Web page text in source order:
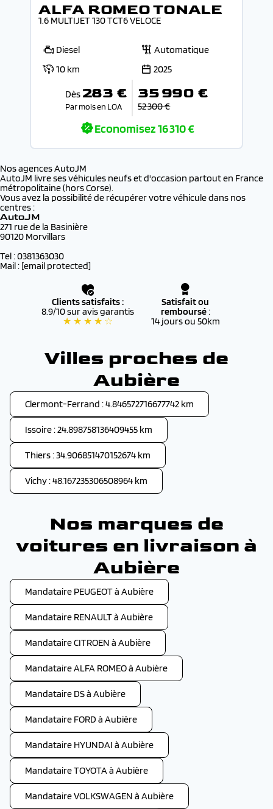
ALFA ROMEO TONALE
1.6 MULTIJET 130 TCT6 VELOCE
Diesel
Automatique
10 km
2025
Dès 283 €
Par mois en LOA
35 990 €
52 300 €
Economisez16 310 €
Nos agences AutoJM
AutoJM livre ses véhicules neufs et d'occasion partout en France
métropolitaine (hors Corse).
Vous avez la possibilité de récupérer votre véhicule dans nos
centres :
AutoJM
271 rue de la Basinière
90120 Morvillars
Tel : 0381363030
Mail : [email protected]
Clients satisfaits :
8.9/10 sur avis garantis
★ ★ ★ ★ ☆
Satisfait ou
remboursé:
14 jours ou 50km
Villes proches de
Aubière
Clermont-Ferrand : 4.846572716677742 km
Issoire : 24.898758136409455 km
Thiers : 34.906851470152674 km
Vichy : 48.167235306508964 km
Nos marques de
voitures en livraison à
Aubière
Mandataire PEUGEOT à Aubière
Mandataire RENAULT à Aubière
Mandataire CITROEN à Aubière
Mandataire ALFA ROMEO à Aubière
Mandataire DS à Aubière
Mandataire FORD à Aubière
Mandataire HYUNDAI à Aubière
Mandataire TOYOTA à Aubière
Mandataire VOLKSWAGEN à Aubière